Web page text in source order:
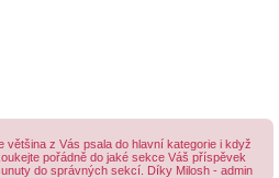
většina z Vás psala do hlavní kategorie i když
pořádně do jaké sekce Váš příspěvek
do správných sekcí. Díky Milosh - admin